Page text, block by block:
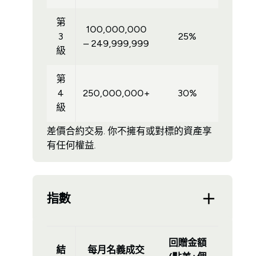
第
3
級
100,000,000
– 249,999,999
25%
第
4
級
250,000,000+ 30%
差價合約交易. 你不擁有或對標的資產享
有任何權益.
指數
結 每月名義成交
回贈金額